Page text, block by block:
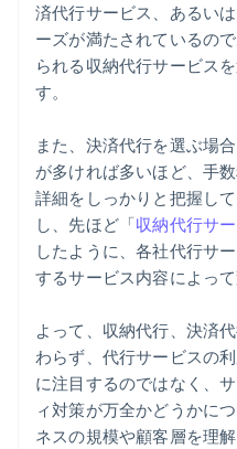
済代行サービス、あるい
ーズが満たされているの
られる収納代行サービス
す。
また、決済代行を選ぶ場
が多ければ多いほど、手
詳細をしっかりと把握し
し、先ほど「収納代行サ
したように、各社代行サ
するサービス内容によって
よって、収納代行、決済
わらず、代行サービスの
に注目するのではなく、
ィ対策が万全かどうかに
ネスの規模や顧客層を理